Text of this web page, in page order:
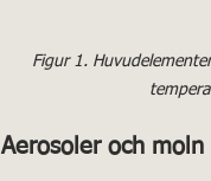
Figur 1.
Aerosoler och moln